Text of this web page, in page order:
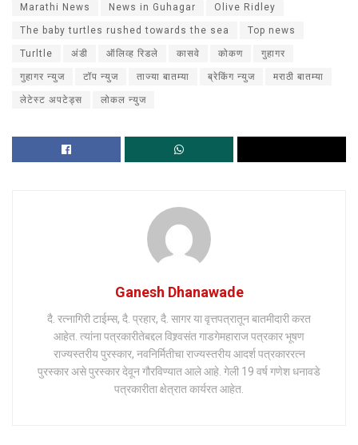
Marathi News News in Guhagar Olive Ridley
The baby turtles rushed towards the sea Top news
Turltle अंडी ऑलिव्ह रिडले कासवे कोकण गुहागर
गुहागर न्युज टॉप न्युज ताज्या बातम्या ब्रेकिंग न्युज मराठी बातम्या
लेटेस्ट अपटेड्स लोकल न्युज
Ganesh Dhanawade
दै. रत्नागिरी टाईम्स, दै. प्रहार, दै. सागर या वृत्तपत्रातून बातमीदारी करत
आहेत. त्यांना पत्रकारीतेबद्दल विश्र्वसंत गाडगेमहाराज पत्रकार भूषण
राज्यस्तरीय पुरस्कार, नवनिर्मितीचा राज्यस्तरीय आदर्श पत्रकाररत्न
पुरस्कार असे पुरस्कार देवून गौरविण्यात आले आहे. गेली 19 वर्ष गणेश धनावडे
पत्रकारीता क्षेत्रात कार्यरत आहेत.